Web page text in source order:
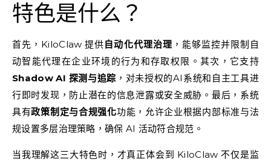
特色是什么？
首先，KiloClaw 提供自动化代理治理 ，能够监控并限制自
动智能代理在企业环境的行为和存取权限。其次，它支持
Shadow AI 探测与追踪 ，对未授权的AI系统和自主工具进
行即时发现，防止潜在的信息泄露或安全威胁。最后，系统
具有政策制定与合规强化功能，允许企业根据内部标准与法
规设置多层治理策略，确保 AI 活动符合规范。
当我理解这三大特色时，才真正体会到 KiloClaw 不仅是监